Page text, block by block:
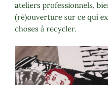
ateliers professionnels,
(ré)ouverture sur ce qui
choses à recycler.